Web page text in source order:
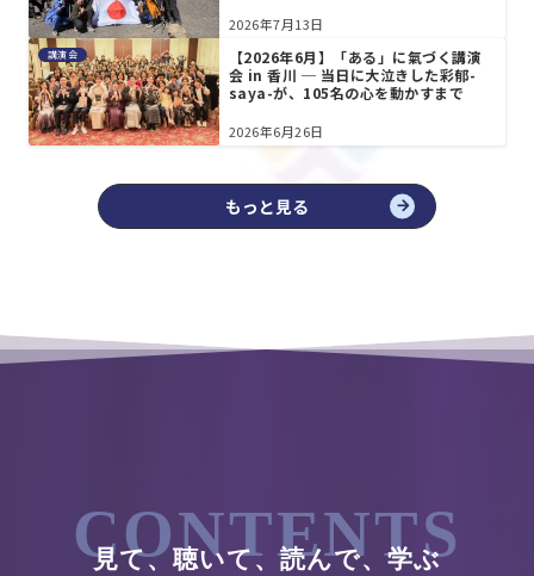
2026年7月13日
講演会
【2026年6月】「ある」に氣づく講演
会 in 香川 ─ 当日に大泣きした彩郁-
saya-が、105名の心を動かすまで
2026年6月26日
もっと見る
CONTENTS
見て、聴いて、読んで、学ぶ